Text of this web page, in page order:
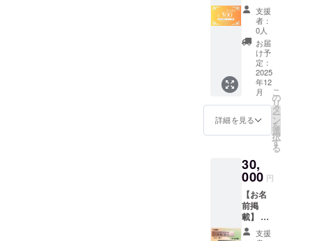
考欄に
掲載を
希望さ
れるお
名前又
は企業
名をご
記入く
ださ
からか
ら1年間
・店舗
の確定
時期：
2025年
11月中
旬に確
保予定
※確保で
きない
場合
降随時
店舗に
てお渡
し致し
ます。
に記載
がない
場合
は、辞
退され
たもの
とさせ
て頂き
ます
が、後
日、お
頂いた
際への
返信で
も承り
ます。
※このリ
ターン
み、ロ
ゴ／バ
ナーの
掲載は
不可 ・
掲載サ
イズ：
ブロン
ズ調
S（30.0
mm×12
必ず備
考欄に
希望さ
れるお
名前
（ニッ
クネー
食事チ
ケット
18,000
円分
（500円
×36枚）
・当店
でのお
食事代
にご利
用いた
だけま
す。1枚
利用が
可能で
す。 ・
現金へ
の交換
はでき
ませ
支援
者：
0人
お届
け予
定：
2025
年12
月
詳細を見る
こ
の
リ
タ
ー
ン
を
選
択
す
る
30,
000 円
【お名
前掲
載】 店
内に、
支援